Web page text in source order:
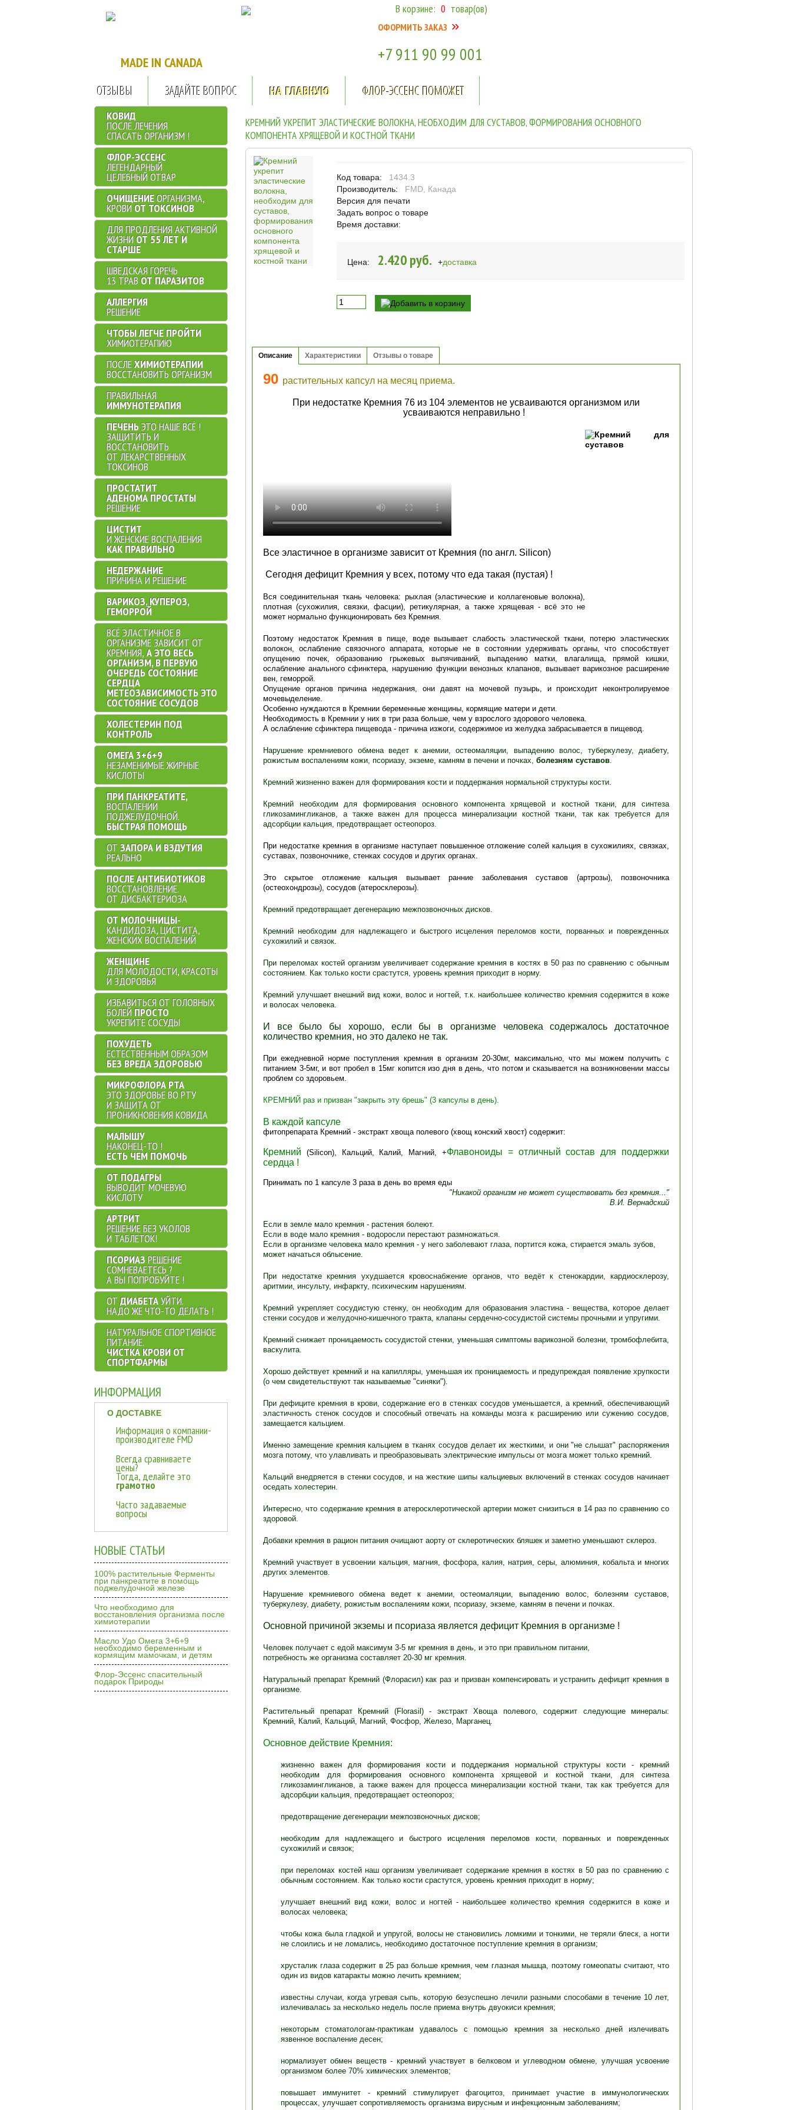
MADE IN CANADA
В корзине: 0 товар(ов)
ОФОРМИТЬ ЗАКАЗ »
+7 911 90 99 001
ОТЗЫВЫ ЗАДАЙТЕ ВОПРОС НА ГЛАВНУЮ ФЛОР-ЭССЕНС ПОМОЖЕТ
КОВИД
ПОСЛЕ ЛЕЧЕНИЯ
СПАСАТЬ ОРГАНИЗМ !
ФЛОР-ЭССЕНС
ЛЕГЕНДАРНЫЙ
ЦЕЛЕБНЫЙ ОТВАР
ОЧИЩЕНИЕОРГАНИЗМА,
КРОВИ ОТ ТОКСИНОВ
ДЛЯ ПРОДЛЕНИЯ АКТИВНОЙ
ЖИЗНИ ОТ 55 ЛЕТ И
СТАРШЕ
ШВЕДСКАЯ ГОРЕЧЬ
13 ТРАВ ОТ ПАРАЗИТОВ
АЛЛЕРГИЯ
РЕШЕНИЕ
ЧТОБЫ ЛЕГЧЕ ПРОЙТИ
ХИМИОТЕРАПИЮ
ПОСЛЕХИМИОТЕРАПИИ
ВОССТАНОВИТЬ ОРГАНИЗМ
ПРАВИЛЬНАЯ
ИММУНОТЕРАПИЯ
ПЕЧЕНЬЭТО НАШЕ ВСЁ !
ЗАЩИТИТЬ И
ВОССТАНОВИТЬ
ОТ ЛЕКАРСТВЕННЫХ
ТОКСИНОВ
ПРОСТАТИТ
АДЕНОМА ПРОСТАТЫ
РЕШЕНИЕ
ЦИСТИТ
И ЖЕНСКИЕ ВОСПАЛЕНИЯ
КАК ПРАВИЛЬНО
НЕДЕРЖАНИЕ
ПРИЧИНА И РЕШЕНИЕ
ВАРИКОЗ, КУПЕРОЗ,
ГЕМОРРОЙ
ВСЁ ЭЛАСТИЧНОЕ В
ОРГАНИЗМЕ ЗАВИСИТ ОТ
КРЕМНИЯ,А ЭТО ВЕСЬ
ОРГАНИЗМ, В ПЕРВУЮ
ОЧЕРЕДЬ СОСТОЯНИЕ
СЕРДЦА
МЕТЕОЗАВИСИМОСТЬ ЭТО
СОСТОЯНИЕ СОСУДОВ
ХОЛЕСТЕРИН ПОД
КОНТРОЛЬ
ОМЕГА 3+6+9
НЕЗАМЕНИМЫЕ ЖИРНЫЕ
КИСЛОТЫ
ПРИ ПАНКРЕАТИТЕ,
ВОСПАЛЕНИИ
ПОДЖЕЛУДОЧНОЙ.
БЫСТРАЯ ПОМОЩЬ
ОТ ЗАПОРА И ВЗДУТИЯ
РЕАЛЬНО
ПОСЛЕ АНТИБИОТИКОВ
ВОССТАНОВЛЕНИЕ.
ОТ ДИСБАКТЕРИОЗА
ОТ МОЛОЧНИЦЫ-
КАНДИДОЗА, ЦИСТИТА,
ЖЕНСКИХ ВОСПАЛЕНИЙ
ЖЕНЩИНЕ
ДЛЯ МОЛОДОСТИ, КРАСОТЫ
И ЗДОРОВЬЯ
ИЗБАВИТЬСЯ ОТ ГОЛОВНЫХ
БОЛЕЙ ПРОСТО
УКРЕПИТЕ СОСУДЫ
ПОХУДЕТЬ
ЕСТЕСТВЕННЫМ ОБРАЗОМ
БЕЗ ВРЕДА ЗДОРОВЬЮ
МИКРОФЛОРА РТА
ЭТО ЗДОРОВЬЕ ВО РТУ
И ЗАЩИТА ОТ
ПРОНИКНОВЕНИЯ КОВИДА
МАЛЫШУ
НАКОНЕЦ-ТО !
ЕСТЬ ЧЕМ ПОМОЧЬ
ОТ ПОДАГРЫ
ВЫВОДИТ МОЧЕВУЮ
КИСЛОТУ
АРТРИТ
РЕШЕНИЕ БЕЗ УКОЛОВ
И ТАБЛЕТОК!
ПСОРИАЗ РЕШЕНИЕ
СОМНЕВАЕТЕСЬ ?
А ВЫ ПОПРОБУЙТЕ !
ОТДИАБЕТАУЙТИ.
НАДО ЖЕ ЧТО-ТО ДЕЛАТЬ !
НАТУРАЛЬНОЕ CПОРТИВНОЕ
ПИТАНИЕ.
ЧИСТКА КРОВИ ОТ
СПОРТФАРМЫ
ИНФОРМАЦИЯ
О ДОСТАВКЕ
Информация о компании-
производителе FMD
Всегда сравниваете
цены?
Тогда, делайте это
грамотно
Часто задаваемые
вопросы
НОВЫЕ СТАТЬИ
100% растительные Ферменты
при панкреатите в помощь
поджелудочной железе
Что необходимо для
восстановления организма после
химиотерапии
Масло Удо Омега 3+6+9
необходимо беременным и
кормящим мамочкам, и детям
Флор-Эссенс спасительный
подарок Природы
КРЕМНИЙ УКРЕПИТ ЭЛАСТИЧЕСКИЕ ВОЛОКНА, НЕОБХОДИМ ДЛЯ СУСТАВОВ, ФОРМИРОВАНИЯ ОСНОВНОГО
КОМПОНЕНТА ХРЯЩЕВОЙ И КОСТНОЙ ТКАНИ
Код товара: 1434.3
Производитель: FMD, Канада
Версия для печати
Задать вопрос о товаре
Время доставки:
Цена: 2.420 руб. +доставка
Описание Характеристики Отзывы о товаре
90 растительных капсул на месяц приема.
При недостатке Кремния 76 из 104 элементов не усваиваются организмом или
усваиваются неправильно !
Все эластичное в организме зависит от Кремния (по англ. Silicon)
Сегодня дефицит Кремния у всех, потому что еда такая (пустая) !
Вся соединительная ткань человека: рыхлая (эластические и коллагеновые волокна),
плотная (сухожилия, связки, фасции), ретикулярная, а также хрящевая - всё это не
может нормально функционировать без Кремния.
Поэтому недостаток Кремния в пище, воде вызывает слабость эластической ткани, потерю эластических
волокон, ослабление связочного аппарата, которые не в состоянии удерживать органы, что способствует
опущению почек, образованию грыжевых выпячиваний, выпадению матки, влагалища, прямой кишки,
ослабление анального сфинктера, нарушению функции венозных клапанов, вызывает варикозное расширение
вен, геморрой.
Опущение органов причина недержания, они давят на мочевой пузырь, и происходит неконтролируемое
мочевыделение.
Особенно нуждаются в Кремнии беременные женщины, кормящие матери и дети.
Необходимость в Кремнии у них в три раза больше, чем у взрослого здорового человека.
А ослабление сфинктера пищевода - причина изжоги, содержимое из желудка забрасывается в пищевод.
Нарушение кремниевого обмена ведет к анемии, остеомаляции, выпадению волос, туберкулезу, диабету,
рожистым воспалениям кожи, псориазу, экземе, камням в печени и почках, болезням суставов.
Кремний жизненно важен для формирования кости и поддержания нормальной структуры кости.
Кремний необходим для формирования основного компонента хрящевой и костной ткани, для синтеза
гликозамингликанов, а также важен для процесса минерализации костной ткани, так как требуется для
адсорбции кальция, предотвращает остеопороз.
При недостатке кремния в организме наступает повышенное отложение солей кальция в сухожилиях, связках,
суставах, позвоночнике, стенках сосудов и других органах.
Это скрытое отложение кальция вызывает ранние заболевания суставов (артрозы), позвоночника
(остеохондрозы), сосудов (атеросклерозы).
Кремний предотвращает дегенерацию межпозвоночных дисков.
Кремний необходим для надлежащего и быстрого исцеления переломов кости, порванных и поврежденных
сухожилий и связок.
При переломах костей организм увеличивает содержание кремния в костях в 50 раз по сравнению с обычным
состоянием. Как только кости срастутся, уровень кремния приходит в норму.
Кремний улучшает внешний вид кожи, волос и ногтей, т.к. наибольшее количество кремния содержится в коже
и волосах человека.
И все было бы хорошо, если бы в организме человека содержалось достаточное
количество кремния, но это далеко не так.
При ежедневной норме поступления кремния в организм 20-30мг, максимально, что мы можем получить с
питанием 3-5мг, и вот пробел в 15мг копится изо дня в день, что потом и сказывается на возникновении массы
проблем со здоровьем.
КРЕМНИЙ раз и призван "закрыть эту брешь" (3 капсулы в день).
В каждой капсуле
фитопрепарата Кремний - экстракт хвоща полевого (хвощ конский хвост) содержит:
Кремний (Silicon), Кальций, Калий, Магний, +Флавоноиды = отличный состав для поддержки
сердца !
Принимать по 1 капсуле 3 раза в день во время еды
"Никакой организм не может существовать без кремния..."
В.И. Вернадский
Если в земле мало кремния - растения болеют.
Если в воде мало кремния - водоросли перестают размножаться.
Если в организме человека мало кремния - у него заболевают глаза, портится кожа, стирается эмаль зубов,
может начаться облысение.
При недостатке кремния ухудшается кровоснабжение органов, что ведёт к стенокардии, кардиосклерозу,
аритмии, инсульту, инфаркту, психическим нарушениям.
Кремний укрепляет сосудистую стенку, он необходим для образования эластина - вещества, которое делает
стенки сосудов и желудочно-кишечного тракта, клапаны сердечно-сосудистой системы прочными и упругими.
Кремний снижает проницаемость сосудистой стенки, уменьшая симптомы варикозной болезни, тромбофлебита,
васкулита.
Хорошо действует кремний и на капилляры, уменьшая их проницаемость и предупреждая появление хрупкости
(о чем свидетельствуют так называемые "синяки").
При дефиците кремния в крови, содержание его в стенках сосудов уменьшается, а кремний, обеспечивающий
эластичность стенок сосудов и способный отвечать на команды мозга к расширению или сужению сосудов,
замещается кальцием.
Именно замещение кремния кальцием в тканях сосудов делает их жесткими, и они "не слышат" распоряжения
мозга потому, что улавливать и преобразовывать электрические импульсы от мозга может только кремний.
Кальций внедряется в стенки сосудов, и на жесткие шипы кальциевых включений в стенках сосудов начинает
оседать холестерин.
Интересно, что содержание кремния в атеросклеротической артерии может снизиться в 14 раз по сравнению со
здоровой.
Добавки кремния в рацион питания очищают аорту от склеротических бляшек и заметно уменьшают склероз.
Кремний участвует в усвоении кальция, магния, фосфора, калия, натрия, серы, алюминия, кобальта и многих
других элементов.
Нарушение кремниевого обмена ведет к анемии, остеомаляции, выпадению волос, болезням суставов,
туберкулезу, диабету, рожистым воспалениям кожи, псориазу, экземе, камням в печени и почках.
Основной причиной экземы и псориаза является дефицит Кремния в организме !
Человек получает с едой максимум 3-5 мг кремния в день, и это при правильном питании,
потребность же организма составляет 20-30 мг кремния.
Натуральный препарат Кремний (Флорасил) как раз и призван компенсировать и устранить дефицит кремния в
организме.
Растительный препарат Кремний (Florasil) - экстракт Хвоща полевого, содержит следующие минералы:
Кремний, Калий, Кальций, Магний, Фосфор, Железо, Марганец.
Основное действие Кремния:
жизненно важен для формирования кости и поддержания нормальной структуры кости - кремний
необходим для формирования основного компонента хрящевой и костной ткани, для синтеза
гликозамингликанов, а также важен для процесса минерализации костной ткани, так как требуется для
адсорбции кальция, предотвращает остеопороз;
предотвращение дегенерации межпозвоночных дисков;
необходим для надлежащего и быстрого исцеления переломов кости, порванных и поврежденных
сухожилий и связок;
при переломах костей наш организм увеличивает содержание кремния в костях в 50 раз по сравнению с
обычным состоянием. Как только кости срастутся, уровень кремния приходит в норму;
улучшает внешний вид кожи, волос и ногтей - наибольшее количество кремния содержится в коже и
волосах человека;
чтобы кожа была гладкой и упругой, волосы не становились ломкими и тонкими, не теряли блеск, а ногти
не слоились и не ломались, необходимо достаточное поступление кремния в организм;
хрусталик глаза содержит в 25 раз больше кремния, чем глазная мышца, поэтому гомеопаты считают, что
один из видов катаракты можно лечить кремнием;
известны случаи, когда угревая сыпь, которую безуспешно лечили разными способами в течение 10 лет,
излечивалась за несколько недель после приема внутрь двуокиси кремния;
некоторым стоматологам-практикам удавалось с помощью кремния за несколько дней излечивать
язвенное воспаление десен;
нормализует обмен веществ - кремний участвует в белковом и углеводном обмене, улучшая усвоение
организмом более 70% химических элементов;
повышает иммунитет - кремний стимулирует фагоцитоз, принимает участие в иммунологических
процессах, улучшает сопротивляемость организма вирусным и инфекционным заболеваниям;